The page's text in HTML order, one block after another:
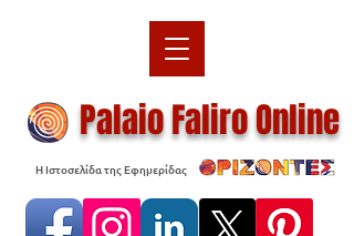
Palaio Faliro Online
Η Ιστοσελίδα της Εφημερίδας